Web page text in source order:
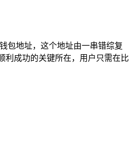
包地址，这个地址由一串错综复
利成功的关键所在，用户只需在比